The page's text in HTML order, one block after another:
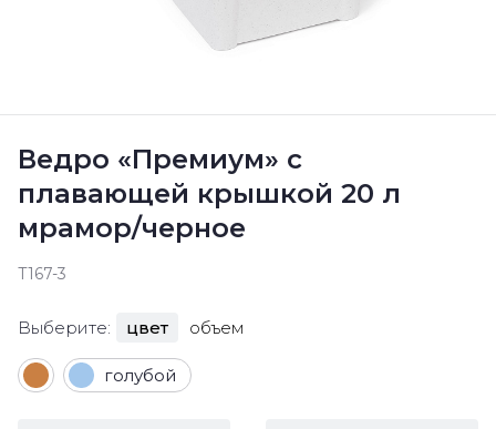
Ведро «Премиум» с
плавающей крышкой 20 л
мрамор/черное
Т167-3
Выберите: цвет объем
голубой